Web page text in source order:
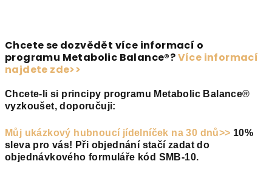
Chcete se dozvědět více informací o
programu Metabolic Balance®?Více informací
najdete zde>>
Chcete-li si principy programu Metabolic Balance®
vyzkoušet, doporučuji:
Můj ukázkový hubnoucí jídelníček na 30 dnů>> 10%
sleva pro vás! Při objednání stačí zadat do
objednávkového formuláře kód SMB-10.